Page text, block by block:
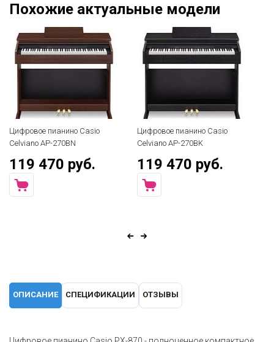
Похожие актуальные модели
Цифровое пианино Casio
Celviano AP-270BN
119 470 руб.
Цифровое пианино Casio
Celviano AP-270BK
119 470 руб.
ОПИСАНИЕ СПЕЦИФИКАЦИИ ОТЗЫВЫ